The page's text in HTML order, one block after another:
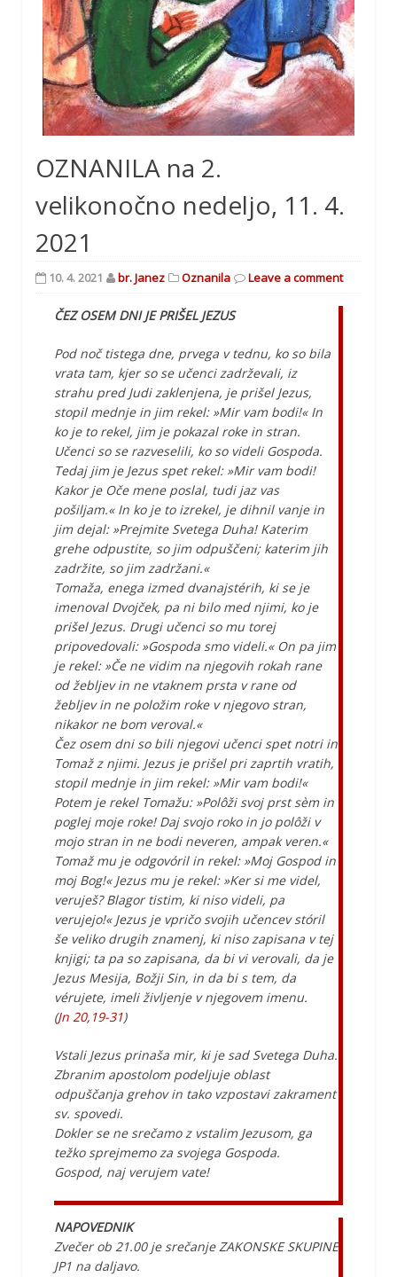
OZNANILA na 2.
velikonočno nedeljo, 11. 4.
2021
10. 4. 2021 br. Janez Oznanila Leave a comment
ČEZ OSEM DNI JE PRIŠEL JEZUS
Pod noč tistega dne, prvega v tednu, ko so bila
vrata tam, kjer so se učenci zadrževali, iz
strahu pred Judi zaklenjena, je prišel Jezus,
stopil mednje in jim rekel: »Mir vam bodi!« In
ko je to rekel, jim je pokazal roke in stran.
Učenci so se razveselili, ko so videli Gospoda.
Tedaj jim je Jezus spet rekel: »Mir vam bodi!
Kakor je Oče mene poslal, tudi jaz vas
pošiljam.« In ko je to izrekel, je dihnil vanje in
jim dejal: »Prejmite Svetega Duha! Katerim
grehe odpustite, so jim odpuščeni; katerim jih
zadržite, so jim zadržani.«
Tomaža, enega izmed dvanajstérih, ki se je
imenoval Dvojček, pa ni bilo med njimi, ko je
prišel Jezus. Drugi učenci so mu torej
pripovedovali: »Gospoda smo videli.« On pa jim
je rekel: »Če ne vidim na njegovih rokah rane
od žebljev in ne vtaknem prsta v rane od
žebljev in ne položim roke v njegovo stran,
nikakor ne bom veroval.«
Čez osem dni so bili njegovi učenci spet notri in
Tomaž z njimi. Jezus je prišel pri zaprtih vratih,
stopil mednje in jim rekel: »Mir vam bodi!«
Potem je rekel Tomažu: »Polôži svoj prst sèm in
poglej moje roke! Daj svojo roko in jo polôži v
mojo stran in ne bodi neveren, ampak veren.«
Tomaž mu je odgovóril in rekel: »Moj Gospod in
moj Bog!« Jezus mu je rekel: »Ker si me videl,
veruješ? Blagor tistim, ki niso videli, pa
verujejo!« Jezus je vpričo svojih učencev stóril
še veliko drugih znamenj, ki niso zapisana v tej
knjigi; ta pa so zapisana, da bi vi verovali, da je
Jezus Mesija, Božji Sin, in da bi s tem, da
vérujete, imeli življenje v njegovem imenu.
(Jn 20,19-31)
Vstali Jezus prinaša mir, ki je sad Svetega Duha.
Zbranim apostolom podeljuje oblast
odpuščanja grehov in tako vzpostavi zakrament
sv. spovedi.
Dokler se ne srečamo z vstalim Jezusom, ga
težko sprejmemo za svojega Gospoda.
Gospod, naj verujem vate!
NAPOVEDNIK
Zvečer ob 21.00 je srečanje ZAKONSKE SKUPINE
JP1 na daljavo.